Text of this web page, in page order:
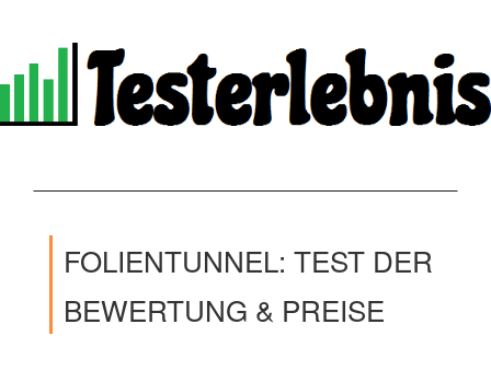
FOLIENTUNNEL: TEST DER
BEWERTUNG & PREISE